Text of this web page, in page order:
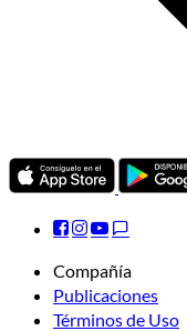
Compañía
Publicaciones
Términos de Uso